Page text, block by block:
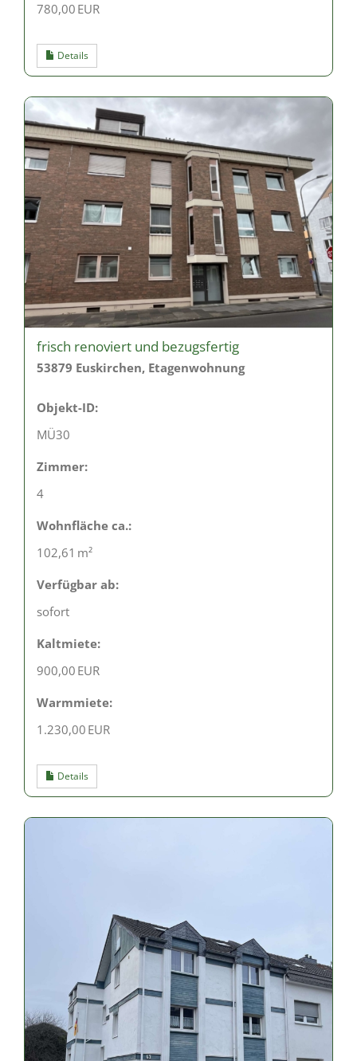
780,00 EUR
Details
frisch renoviert und bezugsfertig
53879 Euskirchen, Etagenwohnung
Objekt-ID:
MÜ30
Zimmer:
4
Wohnfläche ca.:
102,61 m²
Verfügbar ab:
sofort
Kaltmiete:
900,00 EUR
Warmmiete:
1.230,00 EUR
Details